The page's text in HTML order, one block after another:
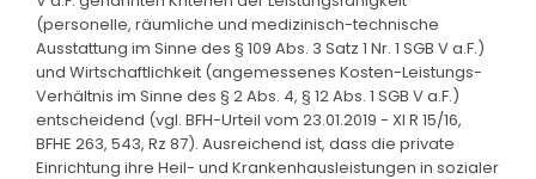
(personelle, räumliche und medizinisch-technische
Ausstattung im Sinne des § 109 Abs. 3 Satz 1 Nr. 1 SGB V a.F.)
und Wirtschaftlichkeit (angemessenes Kosten-Leistungs-
Verhältnis im Sinne des § 2 Abs. 4, § 12 Abs. 1 SGB V a.F.)
entscheidend (vgl. BFH-Urteil vom 23.01.2019 - XI R 15/16,
BFHE 263, 543, Rz 87). Ausreichend ist, dass die private
Einrichtung ihre Heil- und Krankenhausleistungen in sozialer